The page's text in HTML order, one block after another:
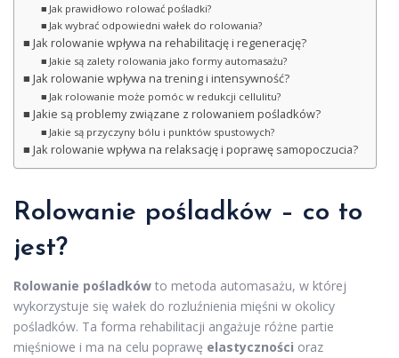
Jak prawidłowo rolować pośladki?
Jak wybrać odpowiedni wałek do rolowania?
Jak rolowanie wpływa na rehabilitację i regenerację?
Jakie są zalety rolowania jako formy automasażu?
Jak rolowanie wpływa na trening i intensywność?
Jak rolowanie może pomóc w redukcji cellulitu?
Jakie są problemy związane z rolowaniem pośladków?
Jakie są przyczyny bólu i punktów spustowych?
Jak rolowanie wpływa na relaksację i poprawę samopoczucia?
Rolowanie pośladków – co to
jest?
Rolowanie pośladków to metoda automasażu, w której
wykorzystuje się wałek do rozluźnienia mięśni w okolicy
pośladków. Ta forma rehabilitacji angażuje różne partie
mięśniowe i ma na celu poprawę elastyczności oraz